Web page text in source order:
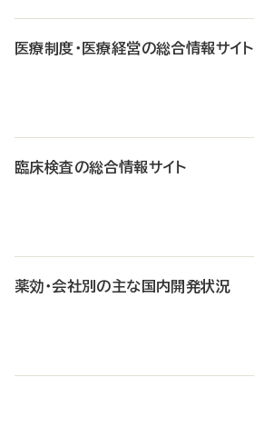
医療制度・医療経営の総合情報サイト
臨床検査の総合情報サイト
薬効・会社別の主な国内開発状況